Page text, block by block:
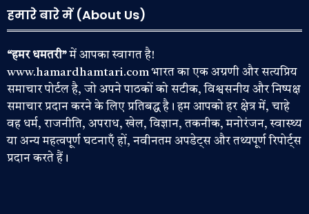
हमारे बारे में (About Us)
“हमर धमतरी”में आपका स्वागत है!
www.hamardhamtari.com भारत का एक अग्रणी और सत्यप्रिय
समाचार पोर्टल है, जो अपने पाठकों को सटीक, विश्वसनीय और निष्पक्ष
समाचार प्रदान करने के लिए प्रतिबद्ध है। हम आपको हर क्षेत्र में, चाहे
वह धर्म, राजनीति, अपराध, खेल, विज्ञान, तकनीक, मनोरंजन, स्वास्थ्य
या अन्य महत्वपूर्ण घटनाएँ हों, नवीनतम अपडेट्स और तथ्यपूर्ण रिपोर्ट्स
प्रदान करते हैं।